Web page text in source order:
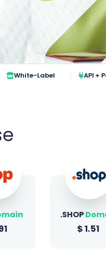
White-Label API +
.ONLINE
$ 1.96